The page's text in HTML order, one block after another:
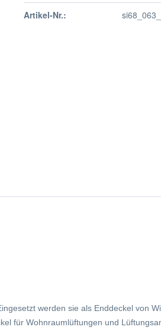
Artikel-Nr.:
werden sie als Enddeckel von
für Wohnraumlüftungen und